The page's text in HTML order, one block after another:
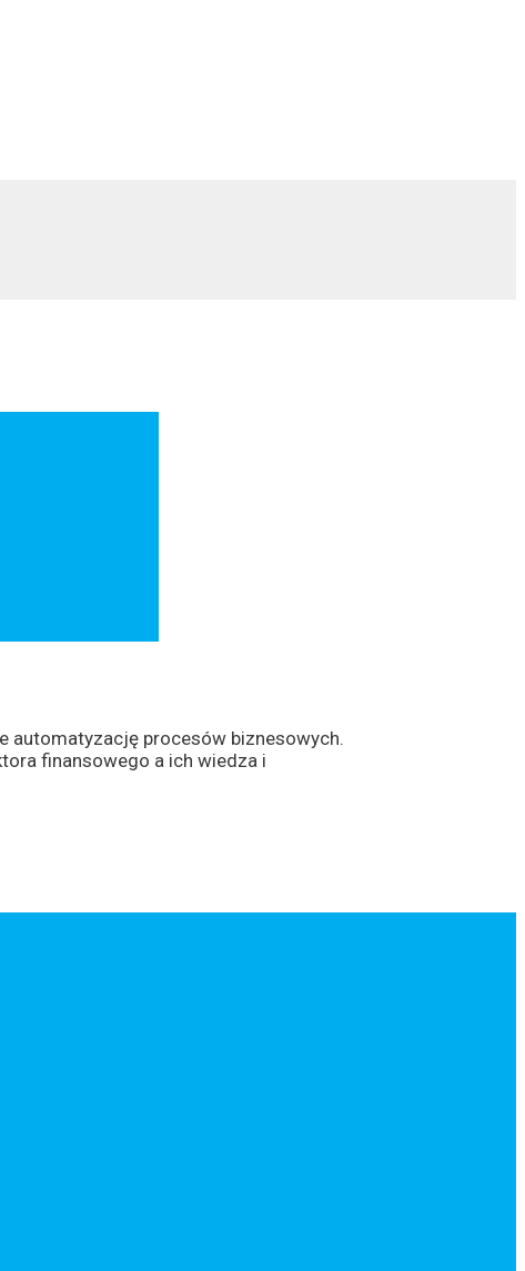
automatyzację procesów biznesowych.
finansowego a ich wiedza i